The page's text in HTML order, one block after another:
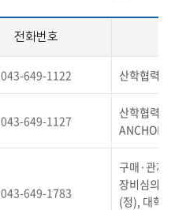
전화번호
043-649-1122 산학협력단
043-649-1127
산학협력단
ANCHOR
043-649-1783
구매·관재(
장비심의위
(정), 대학